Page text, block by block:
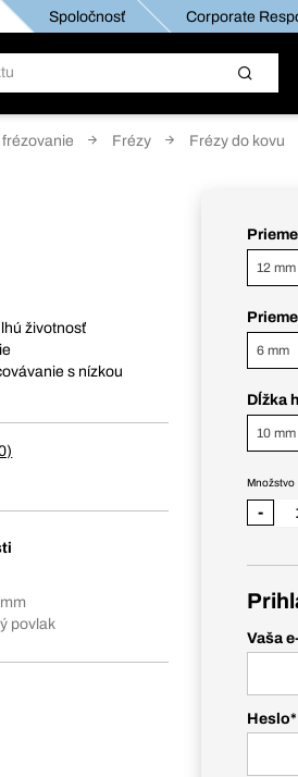
Spoločnosť Corporate
frézovanie Frézy Frézy do kovu
životnosť
s nízkou
povlak
12 mm
6 mm
Dĺžka
10 mm
Množstvo
-
Vaša
Heslo*